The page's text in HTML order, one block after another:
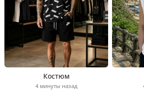
Костюм
4 минуты назад